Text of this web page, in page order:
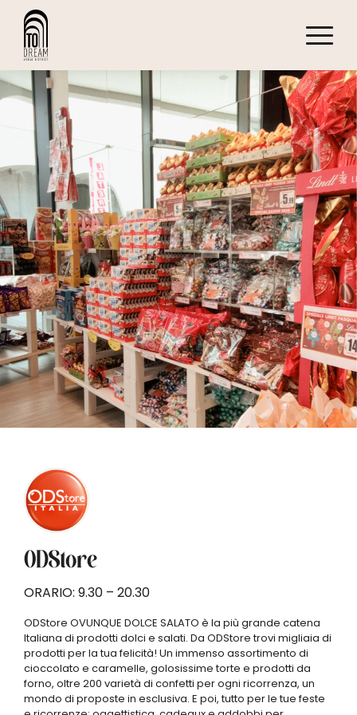
ODStore
ORARIO: 9.30 – 20.30
ODStore OVUNQUE DOLCE SALATO è la più grande catena
Italiana di prodotti dolci e salati. Da ODStore trovi migliaia di
prodotti per la tua felicità! Un immenso assortimento di
cioccolato e caramelle, golosissime torte e prodotti da
forno, oltre 200 varietà di confetti per ogni ricorrenza, un
mondo di proposte in esclusiva. E poi, tutto per le tue feste